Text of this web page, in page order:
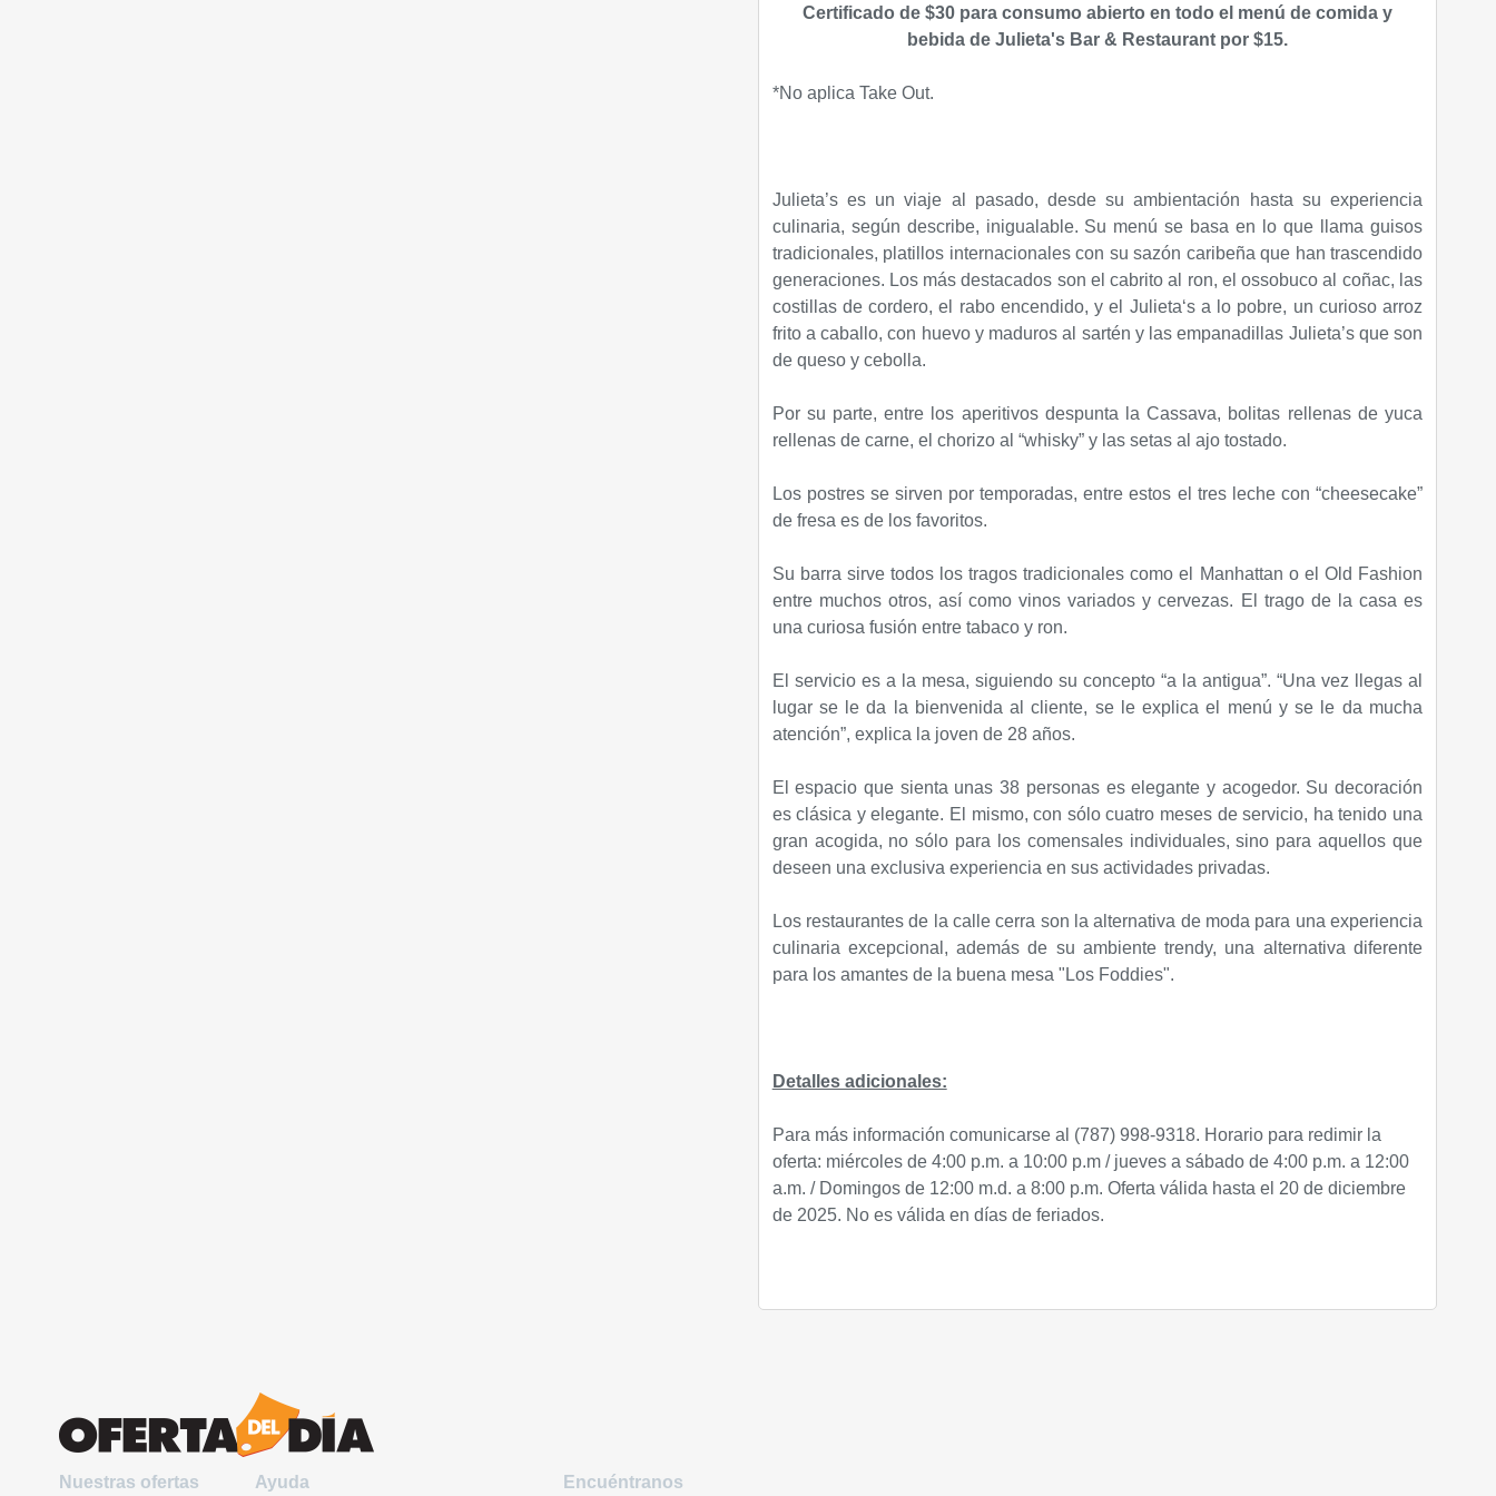
Certificado de $30 para consumo abierto en todo el menú de comida y
bebida de Julieta's Bar & Restaurantpor $15.
*No aplica Take Out.
Julieta’s es un viaje al pasado, desde su ambientación hasta su experiencia
culinaria, según describe, inigualable. Su menú se basa en lo que llama guisos
tradicionales, platillos internacionales con su sazón caribeña que han trascendido
generaciones. Los más destacados son el cabrito al ron, el ossobuco al coñac, las
costillas de cordero, el rabo encendido, y el Julieta‘s a lo pobre, un curioso arroz
frito a caballo, con huevo y maduros al sartén y las empanadillas Julieta’s que son
de queso y cebolla.
Por su parte, entre los aperitivos despunta la Cassava, bolitas rellenas de yuca
rellenas de carne, el chorizo al “whisky” y las setas al ajo tostado.
Los postres se sirven por temporadas, entre estos el tres leche con “cheesecake”
de fresa es de los favoritos.
Su barra sirve todos los tragos tradicionales como el Manhattan o el Old Fashion
entre muchos otros, así como vinos variados y cervezas. El trago de la casa es
una curiosa fusión entre tabaco y ron.
El servicio es a la mesa, siguiendo su concepto “a la antigua”. “Una vez llegas al
lugar se le da la bienvenida al cliente, se le explica el menú y se le da mucha
atención”, explica la joven de 28 años.
El espacio que sienta unas 38 personas es elegante y acogedor. Su decoración
es clásica y elegante. El mismo, con sólo cuatro meses de servicio, ha tenido una
gran acogida, no sólo para los comensales individuales, sino para aquellos que
deseen una exclusiva experiencia en sus actividades privadas.
Los restaurantes de la calle cerra son la alternativa de moda para una experiencia
culinaria excepcional, además de su ambiente trendy, una alternativa diferente
para los amantes de la buena mesa "Los Foddies".
Detalles adicionales:
Para más información comunicarse al (787) 998-9318. Horario para redimir la
oferta: miércoles de 4:00 p.m. a 10:00 p.m / jueves a sábado de 4:00 p.m. a 12:00
a.m. / Domingos de 12:00 m.d. a 8:00 p.m. Oferta válida hasta el 20 de diciembre
de 2025. No es válida en días de feriados.
Nuestras ofertas Ayuda Encuéntranos